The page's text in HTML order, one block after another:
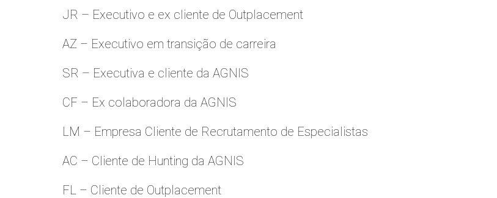
JR – Executivo e ex cliente de Outplacement
AZ – Executivo em transição de carreira
SR – Executiva e cliente da AGNIS
CF – Ex colaboradora da AGNIS
LM – Empresa Cliente de Recrutamento de Especialistas
AC – Cliente de Hunting da AGNIS
FL – Cliente de Outplacement